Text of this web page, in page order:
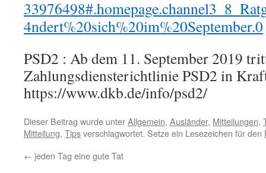
4ndert%20sich%20im%20September.0
PSD2 : Ab dem 11. September 2019
Zahlungsdiensterichtlinie PSD2 in
https://www.dkb.de/info/psd2/
Dieser Beitrag wurde unterAllgemein, Ausländer, Mitteilungen,
Mitteilung, Tipsverschlagwortet. Setze ein Lesezeichen für den
← jeden Tag eine gute Tat